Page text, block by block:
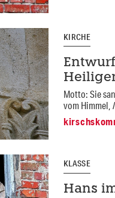
KIRCHE
Motto: Sie
vom Himmel,
KLASSE
Hans